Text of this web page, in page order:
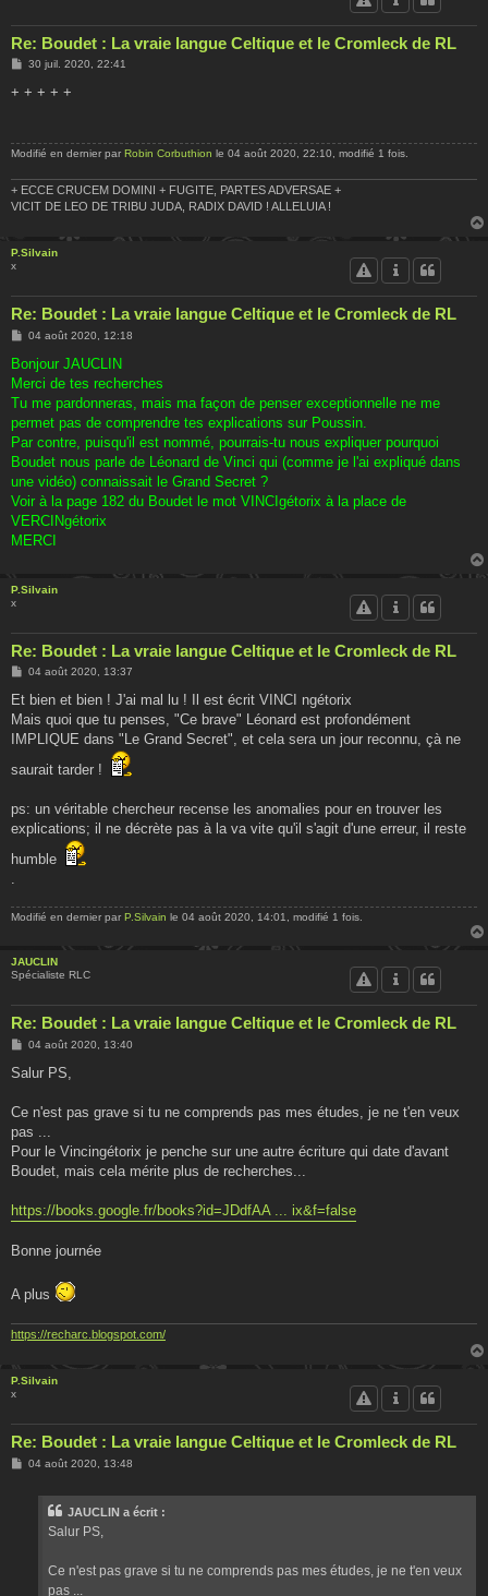
Re: Boudet : La vraie langue Celtique et le Cromleck de RL
M
s
e
30 juil. 2020, 22:41
+ + + + +
Modifié en dernier par Robin Corbuthion le 04 août 2020, 22:10, modifié 1 fois.
+ ECCE CRUCEM DOMINI + FUGITE, PARTES ADVERSAE +
VICIT DE LEO DE TRIBU JUDA, RADIX DAVID ! ALLELUIA !
P.Silvain
x
Re: Boudet : La vraie langue Celtique et le Cromleck de RL
M
s
a
g
04 août 2020, 12:18
Bonjour JAUCLIN
Merci de tes recherches
Tu me pardonneras, mais ma façon de penser exceptionnelle ne me
permet pas de comprendre tes explications sur Poussin.
Par contre, puisqu'il est nommé, pourrais-tu nous expliquer pourquoi
Boudet nous parle de Léonard de Vinci qui (comme je l'ai expliqué dans
une vidéo) connaissait le Grand Secret ?
Voir à la page 182 du Boudet le mot VINCIgétorix à la place de
VERCINgétorix
MERCI
P.Silvain
x
Re: Boudet : La vraie langue Celtique et le Cromleck de RL
M
s
a
g
04 août 2020, 13:37
Et bien et bien ! J'ai mal lu ! Il est écrit VINCI ngétorix
Mais quoi que tu penses, "Ce brave" Léonard est profondément
IMPLIQUE dans "Le Grand Secret", et cela sera un jour reconnu, çà ne
saurait tarder !
ps: un véritable chercheur recense les anomalies pour en trouver les
explications; il ne décrète pas à la va vite qu'il s'agit d'une erreur, il reste
humble
.
Modifié en dernier par P.Silvain le 04 août 2020, 14:01, modifié 1 fois.
JAUCLIN
Spécialiste RLC
Re: Boudet : La vraie langue Celtique et le Cromleck de RL
M
s
g
04 août 2020, 13:40
Salur PS,
Ce n'est pas grave si tu ne comprends pas mes études, je ne t'en veux
pas ...
Pour le Vincingétorix je penche sur une autre écriture qui date d'avant
Boudet, mais cela mérite plus de recherches...
https://books.google.fr/books?id=JDdfAA ... ix&f=false
Bonne journée
A plus
https://recharc.blogspot.com/
P.Silvain
x
Re: Boudet : La vraie langue Celtique et le Cromleck de RL
M04 août 2020, 13:48
JAUCLIN a écrit :
Salur PS,
Ce n'est pas grave si tu ne comprends pas mes études, je ne t'en veux
pas ...